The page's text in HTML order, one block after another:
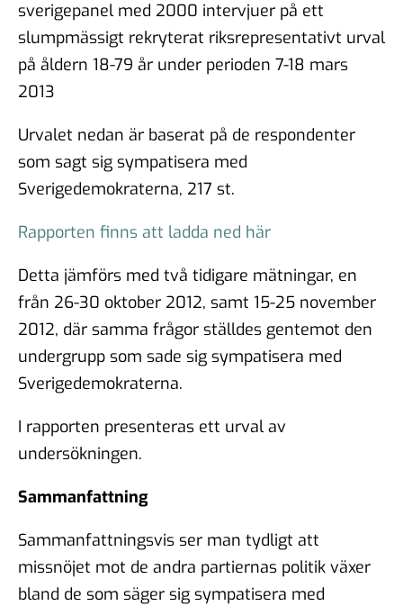
sverigepanel med 2000 intervjuer på ett
slumpmässigt rekryterat riksrepresentativt urval
på åldern 18-79 år under perioden 7-18 mars
2013
Urvalet nedan är baserat på de respondenter
som sagt sig sympatisera med
Sverigedemokraterna, 217 st.
Rapporten finns att ladda ned här
Detta jämförs med två tidigare mätningar, en
från 26-30 oktober 2012, samt 15-25 november
2012, där samma frågor ställdes gentemot den
undergrupp som sade sig sympatisera med
Sverigedemokraterna.
I rapporten presenteras ett urval av
undersökningen.
Sammanfattning
Sammanfattningsvis ser man tydligt att
missnöjet mot de andra partiernas politik växer
bland de som säger sig sympatisera med